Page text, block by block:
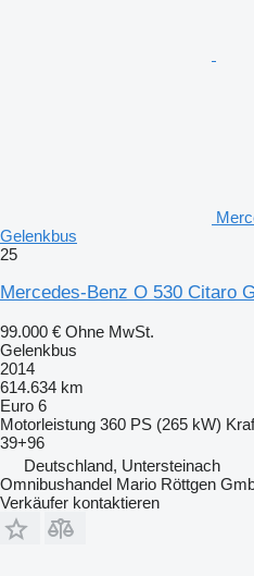
Gelenkbus
25
Mercedes-Benz O 530 Citaro G
99.000 € Ohne MwSt.
Gelenkbus
2014
614.634 km
Euro 6
Motorleistung 360 PS (265 kW)
39+96
Deutschland, Untersteinach
Omnibushandel Mario Röttgen
Verkäufer kontaktieren